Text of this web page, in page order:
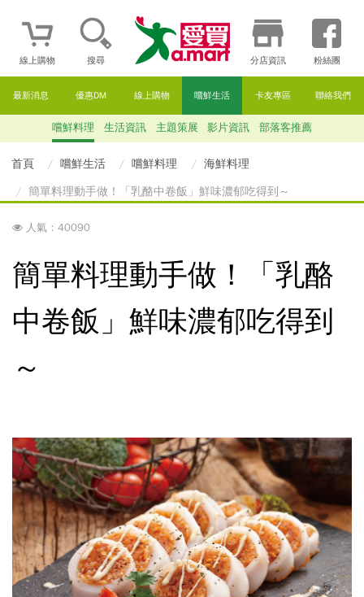
線上購物 搜尋 分店資訊 粉絲團
最新消息 優惠DM 線上購物 嚐鮮生活 卡友專區 聯絡我們
嚐鮮料理 生活資訊 主題策展 影片資訊 部落客推薦
首頁 嚐鮮生活 嚐鮮料理
海鮮料理
簡單料理動手做！「乳酪中卷飯」鮮味濃郁吃得到～
人氣：40090
簡單料理動手做！「乳酪
中卷飯」鮮味濃郁吃得到
～